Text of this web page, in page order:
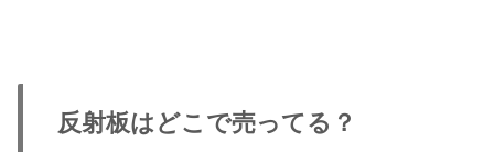
反射板はどこで売ってる？